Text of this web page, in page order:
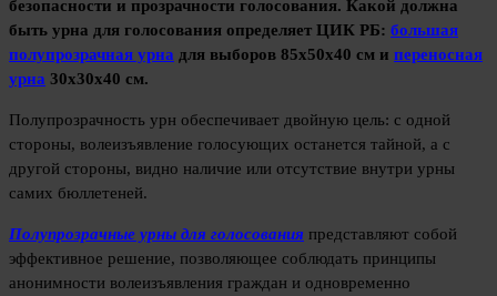
безопасности и прозрачности голосования. Какой должна
быть урна для голосования определяет ЦИК РБ: большая
полупрозрачная урна для выборов 85х50х40 см и переносная
урна 30х30х40 см.
Полупрозрачность урн обеспечивает двойную цель: с одной
стороны, волеизъявление голосующих останется тайной, а с
другой стороны, видно наличие или отсутствие внутри урны
самих бюллетеней.
Полупрозрачные урны для голосования представляют собой
эффективное решение, позволяющее соблюдать принципы
анонимности волеизъявления граждан и одновременно